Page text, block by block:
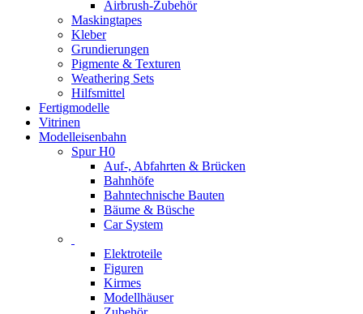
Airbrush-Zubehör
Maskingtapes
Kleber
Grundierungen
Pigmente & Texturen
Weathering Sets
Hilfsmittel
Fertigmodelle
Vitrinen
Modelleisenbahn
Spur H0
Auf-, Abfahrten & Brücken
Bahnhöfe
Bahntechnische Bauten
Bäume & Büsche
Car System
Elektroteile
Figuren
Kirmes
Modellhäuser